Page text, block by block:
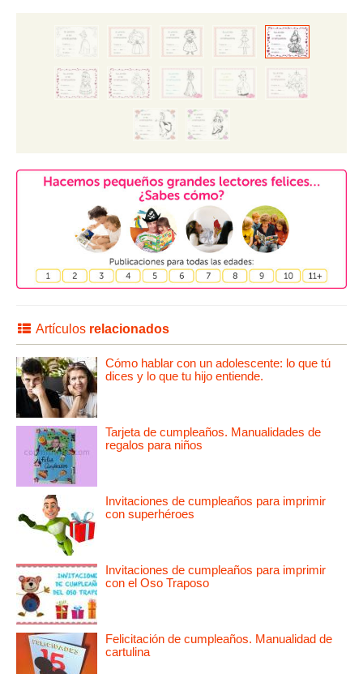
Artículos relacionados
Cómo hablar con un adolescente: lo que tú
dices y lo que tu hijo entiende.
Tarjeta de cumpleaños. Manualidades de
regalos para niños
Invitaciones de cumpleaños para imprimir
con superhéroes
Invitaciones de cumpleaños para imprimir
con el Oso Traposo
Felicitación de cumpleaños. Manualidad de
cartulina